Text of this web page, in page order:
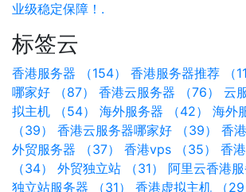
业级稳定保障！.
标签云
香港服务器 （154） 香港服务器推荐 （
哪家好 （87）
香港云服务器 （76） 云
拟主机 （54）
海外服务器 （42）
海外
（39）
香港云服务器哪家好 （39）
香
外贸服务器 （37）
香港vps （35）
香
（34）
外贸独立站 （31） 阿里云香港服
独立站服务器 （31）
香港虚拟主机 （29